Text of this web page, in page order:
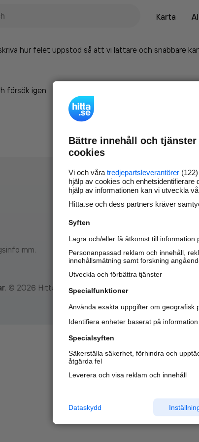
Karta
hur felet uppstod så att vi lättare och snabbare
försök igen
mm.
nya kunder
Läs mer här
. © 2026 Hitta.se
Bättre innehåll och
cookies
Vi och våra tredjepartsleverantörer
hjälp av cookies och enhetsidentifierare
hjälp av informationen kan vi utveckla
Hitta.se och dess partners kräver
Syften
Lagra och/eller få åtkomst till information
Personanpassad reklam och innehåll,
innehållsmätning samt forskning
Utveckla och förbättra tjänster
Specialfunktioner
Använda exakta uppgifter om geografisk
Identifiera enheter baserat på
Specialsyften
Säkerställa säkerhet, förhindra och
åtgärda fel
Leverera och visa reklam och innehåll
Dataskydd